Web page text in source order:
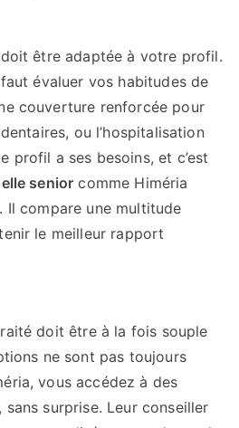
doit être adaptée à votre profil.
évaluer vos habitudes de
couverture renforcée pour
ou l’hospitalisation
profil a ses besoins, et c’est
senior comme Himéria
Il compare une multitude
le meilleur rapport
doit être à la fois souple
ne sont pas toujours
vous accédez à des
surprise. Leur conseiller